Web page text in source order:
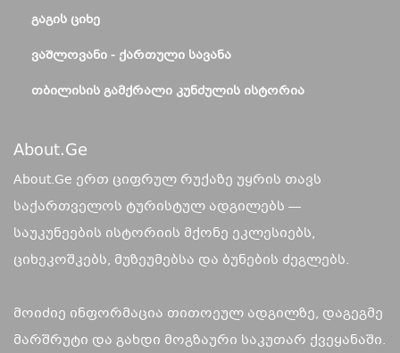
ᲒᲐᲒᲘᲡ ᲪᲘᲮᲔ
ᲕᲐᲨᲚᲝᲕᲐᲜᲘ - ᲥᲐᲠᲗᲣᲚᲘ ᲡᲐᲕᲐᲜᲐ
ᲗᲑᲘᲚᲘᲡᲘᲡ ᲒᲐᲛᲥᲠᲐᲚᲘ ᲙᲣᲜᲫᲣᲚᲘᲡ ᲘᲡᲢᲝᲠᲘᲐ
About.ge
About.Ge ერთ ციფრულ რუქაზე უყრის თავს
საქართველოს ტურისტულ ადგილებს —
საუკუნეების ისტორიის მქონე ეკლესიებს,
ციხეკოშკებს, მუზეუმებსა და ბუნების ძეგლებს.
მოიძიე ინფორმაცია თითოეულ ადგილზე, დაგეგმე
მარშრუტი და გახდი მოგზაური საკუთარ ქვეყანაში.